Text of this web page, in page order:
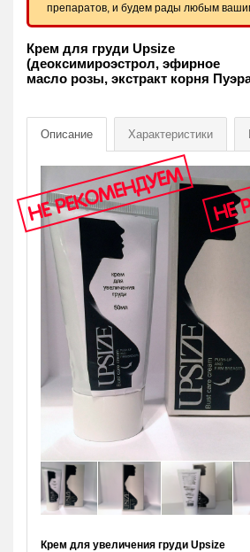
препаратов, и будем рады любым
Крем для груди Upsize
(деоксимироэстрол, эфирное
масло розы, экстракт корня
Описание Характеристики
Крем для увеличения груди Upsize